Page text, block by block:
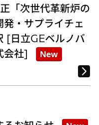
「次世代革新炉の
・サプライチェ
[日立GEベルノバ
会社]
New